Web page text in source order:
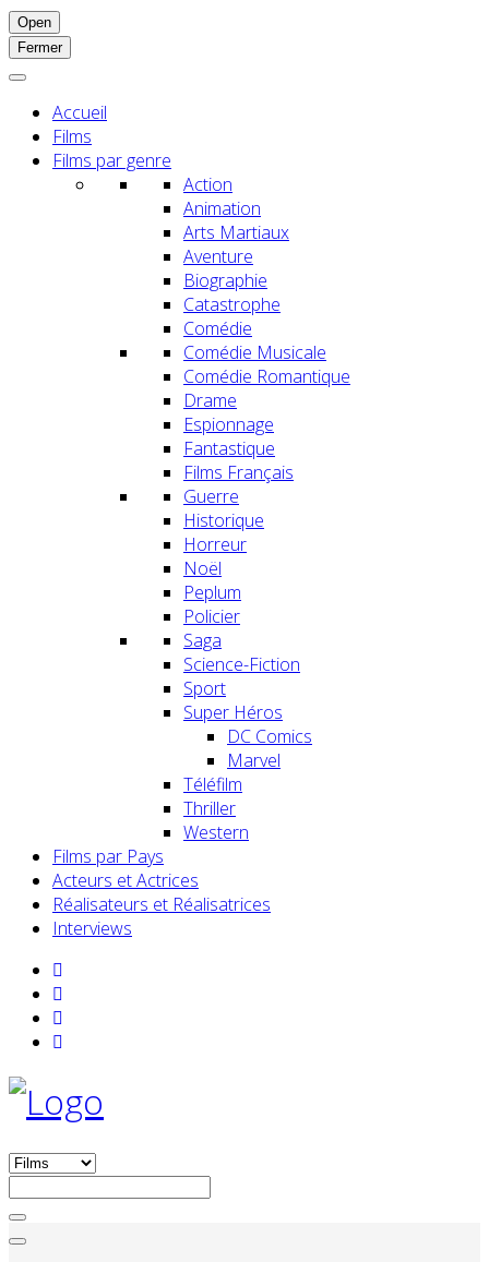
Open
Fermer
Accueil
Films
Films par genre
Action
Animation
Arts Martiaux
Aventure
Biographie
Catastrophe
Comédie
Comédie Musicale
Comédie Romantique
Drame
Espionnage
Fantastique
Films Français
Guerre
Historique
Horreur
Noël
Peplum
Policier
Saga
Science-Fiction
Sport
Super Héros
DC Comics
Marvel
Téléfilm
Thriller
Western
Films par Pays
Acteurs et Actrices
Réalisateurs et Réalisatrices
Interviews